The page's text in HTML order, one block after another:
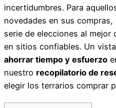
incertidumbres. Para
novedades en sus
serie de elecciones al
en sitios confiables. Un
ahorrar tiempo y esfuerzo
nuestro recopilatorio de
elegir los terrarios comprar